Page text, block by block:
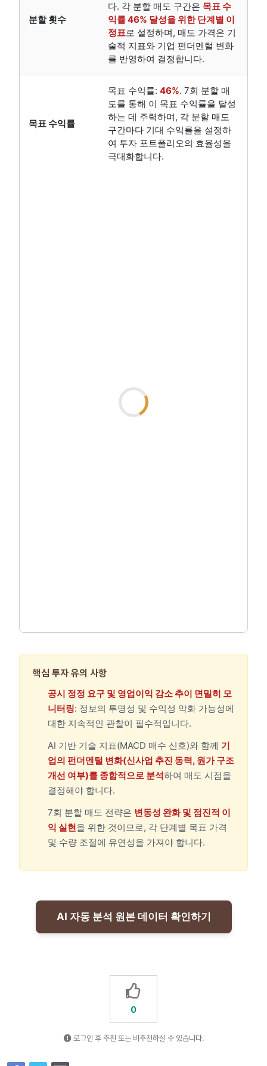
분할 횟수
다. 각 분할 매도 구간은 목표 수
익률 46% 달성을 위한 단계별 이
정표로 설정하며, 매도 가격은 기
술적 지표와 기업 펀더멘털 변화
를 반영하여 결정합니다.
목표 수익률
목표 수익률: 46%. 7회 분할 매
도를 통해 이 목표 수익률을 달성
하는 데 주력하며, 각 분할 매도
구간마다 기대 수익률을 설정하
여 투자 포트폴리오의 효율성을
극대화합니다.
핵심 투자 유의 사항
공시 정정 요구 및 영업이익 감소 추이 면밀히 모
니터링: 정보의 투명성 및 수익성 악화 가능성에
대한 지속적인 관찰이 필수적입니다.
AI 기반 기술 지표(MACD 매수 신호)와 함께 기
업의 펀더멘털 변화(신사업 추진 동력, 원가 구조
개선 여부)를 종합적으로 분석하여 매도 시점을
결정해야 합니다.
7회 분할 매도 전략은 변동성 완화 및 점진적 이
익 실현을 위한 것이므로, 각 단계별 목표 가격
및 수량 조절에 유연성을 가져야 합니다.
AI 자동 분석 원본 데이터 확인하기
0
로그인 후 추천 또는 비추천하실 수 있습니다.